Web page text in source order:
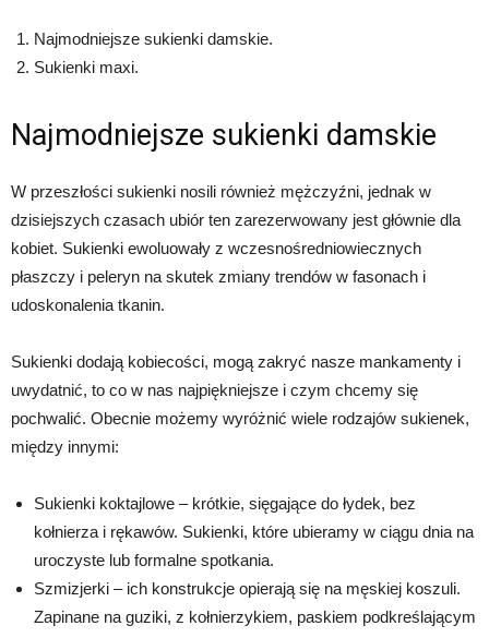
Najmodniejsze sukienki damskie.
Sukienki maxi.
Najmodniejsze sukienki damskie
W przeszłości sukienki nosili również mężczyźni, jednak w
dzisiejszych czasach ubiór ten zarezerwowany jest głównie dla
kobiet. Sukienki ewoluowały z wczesnośredniowiecznych
płaszczy i peleryn na skutek zmiany trendów w fasonach i
udoskonalenia tkanin.
Sukienki dodają kobiecości, mogą zakryć nasze mankamenty i
uwydatnić, to co w nas najpiękniejsze i czym chcemy się
pochwalić. Obecnie możemy wyróżnić wiele rodzajów sukienek,
między innymi:
Sukienki koktajlowe – krótkie, sięgające do łydek, bez
kołnierza i rękawów. Sukienki, które ubieramy w ciągu dnia na
uroczyste lub formalne spotkania.
Szmizjerki – ich konstrukcje opierają się na męskiej koszuli.
Zapinane na guziki, z kołnierzykiem, paskiem podkreślającym